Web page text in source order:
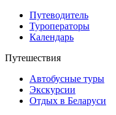
Путеводитель
Туроператоры
Календарь
Путешествия
Автобусные туры
Экскурсии
Отдых в Беларуси